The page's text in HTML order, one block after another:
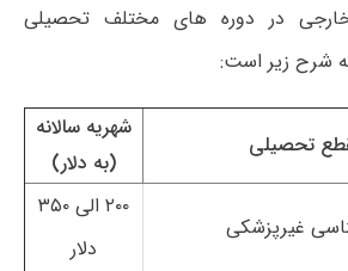
در دوره های مختلف تحصیلی
شرح زیر است:
تحصیلی
شهریه سالانه
(به دلار)
غیرپزشکی
۲۰۰ الی ۳۵۰
دلار